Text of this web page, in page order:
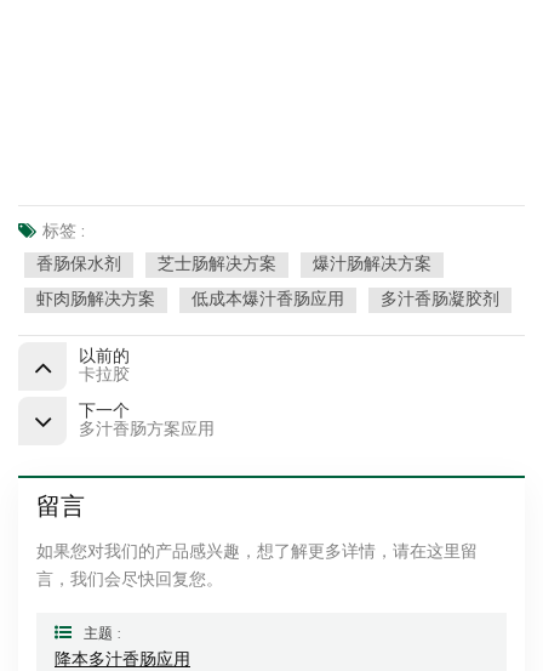
标签 :
香肠保水剂 芝士肠解决方案 爆汁肠解决方案
虾肉肠解决方案 低成本爆汁香肠应用 多汁香肠凝胶剂
以前的
卡拉胶
下一个
多汁香肠方案应用
留言
如果您对我们的产品感兴趣，想了解更多详情，请在这里留
言，我们会尽快回复您。
主题 :
降本多汁香肠应用